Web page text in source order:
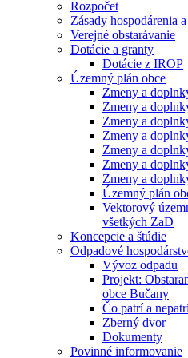
Rozpočet
Zásady hospodárenia
Verejné obstarávanie
Dotácie a granty
Dotácie z IROP
Územný plán obce
Zmeny a
Zmeny a
Zmeny a
Zmeny a
Zmeny a
Zmeny a
Zmeny a
Územný plán
Vektorový
všetkých ZaD
Koncepcie a štúdie
Odpadové
Vývoz odpadu
Projekt:
obce Bučany
Čo patrí a
Zberný dvor
Dokumenty
Povinné informovanie